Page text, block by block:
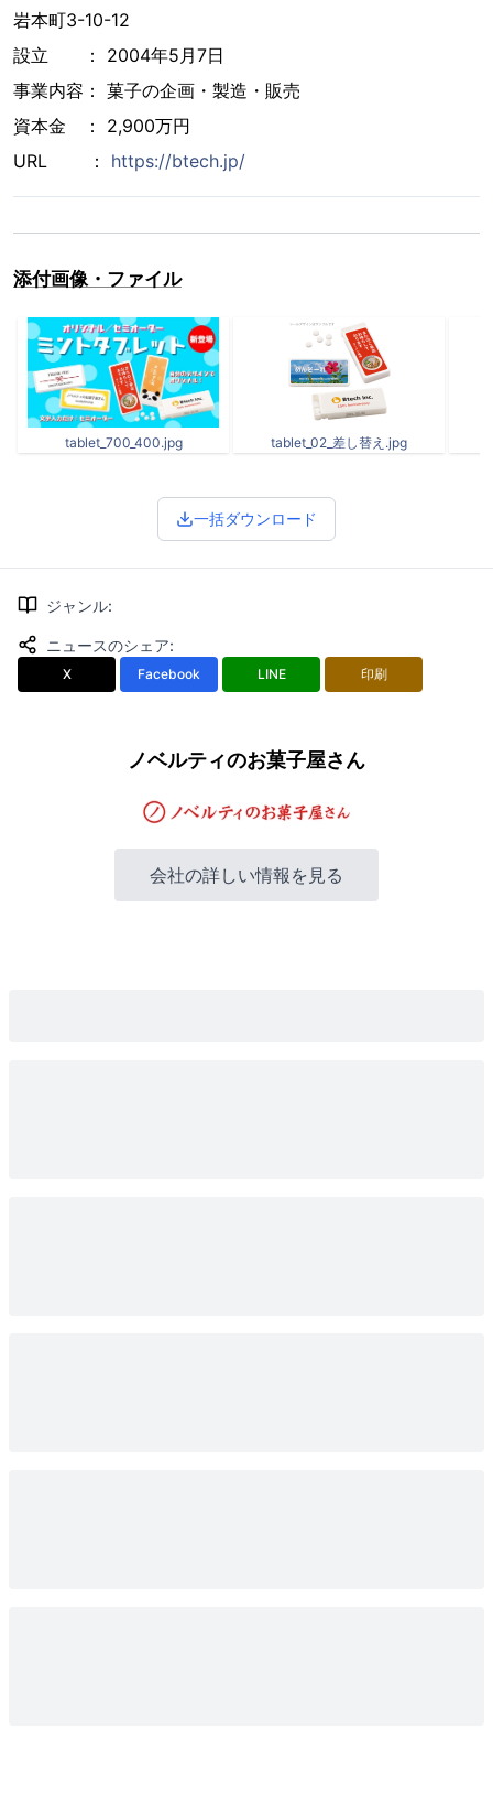
岩本町3-10-12
設立 ： 2004年5月7日
事業内容： 菓子の企画・製造・販売
資本金 ： 2,900万円
URL ： https://btech.jp/
添付画像・ファイル
tablet_700_400.jpg tablet_02_差し替え.jpg
一括ダウンロード
ジャンル:
ニュースのシェア:
X Facebook LINE 印刷
ノベルティのお菓子屋さん
会社の詳しい情報を見る